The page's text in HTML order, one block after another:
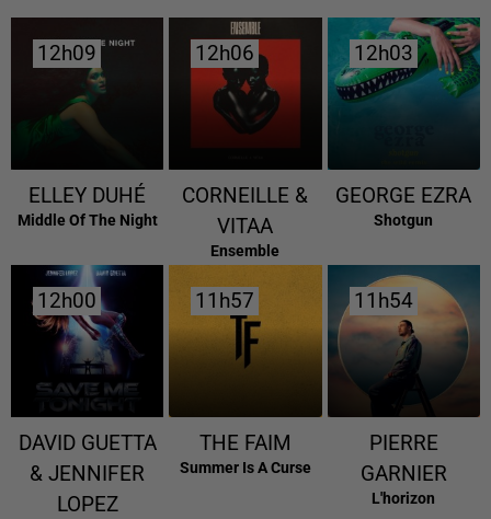
12h09
12h09
ELLEY DUHÉ
Middle Of The Night
12h06
12h06
CORNEILLE &
VITAA
Ensemble
12h03
12h03
GEORGE EZRA
Shotgun
12h00
12h00
DAVID GUETTA
& JENNIFER
LOPEZ
11h57
11h57
THE FAIM
Summer Is A Curse
11h54
11h54
PIERRE
GARNIER
L'horizon